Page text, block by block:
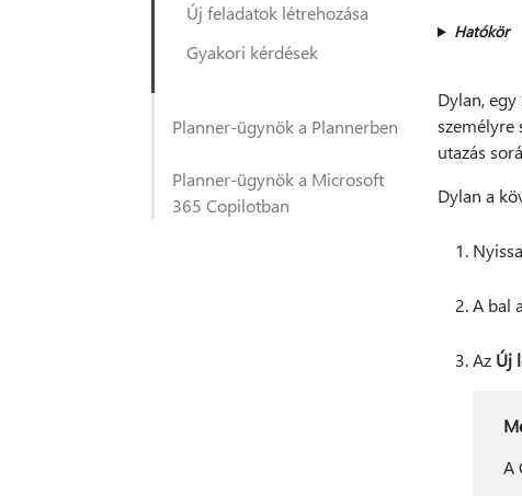
Új feladatok létrehozása
Gyakori kérdések
Planner-ügynök a Plannerben
Planner-ügynök a Microsoft
365 Copilotban
Hatókör
Dylan,
személyre
utazás
Dylan a
A bal
Az Új
A